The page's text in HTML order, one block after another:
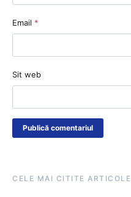
Email *
Sit web
CELE MAI CITITE ARTICOLE